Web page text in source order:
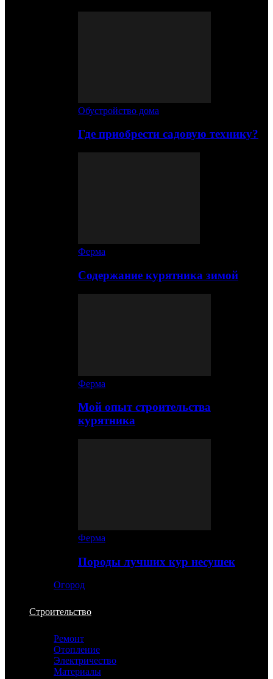
Обустройство дома
Где приобрести садовую технику?
Ферма
Содержание курятника зимой
Ферма
Мой опыт строительства
курятника
Ферма
Породы лучших кур несушек
Огород
Строительство
Ремонт
Отопление
Электричество
Материалы